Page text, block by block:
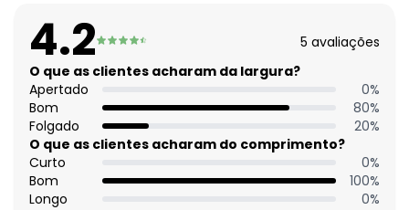
maio/2026 N/D*
abril/2026 N/D*
março/2026
fevereiro/2026 N/D*
4.2 5 avaliações
O que as clientes acharam da largura?
Apertado
0%
Bom
80%
Folgado
20%
O que as clientes acharam do comprimento?
Curto
0%
Bom
100%
Longo
0%